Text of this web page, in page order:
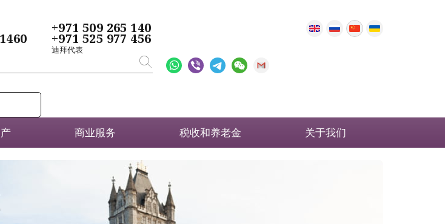
+971 509 265 140
+971 525 977 456
迪拜代表
商业服务 税收和养老金 关于我们